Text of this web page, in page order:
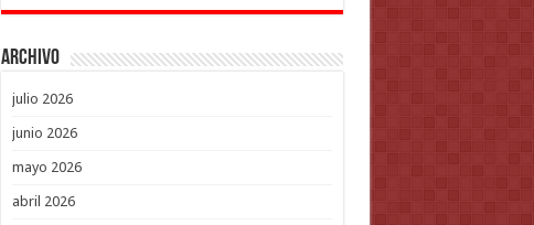
Archivo
julio 2026
junio 2026
mayo 2026
abril 2026